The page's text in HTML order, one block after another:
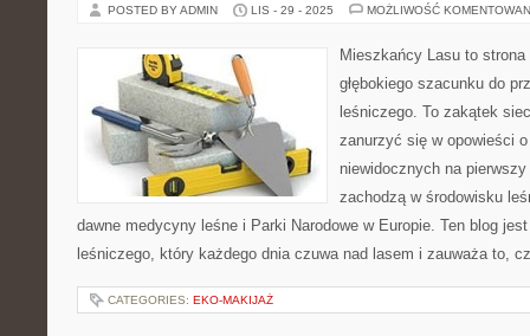
POSTED BY ADMIN LIS - 29 - 2025 MOŻLIWOŚĆ
Mieszkańcy Lasu to
głębokiego szacunku do
leśniczego. To zakątek
zanurzyć się w opowieści
niewidocznych na
zachodzą w środowisku
dawne medycyny leśne i Parki Narodowe w Europie. Ten blog
leśniczego, który każdego dnia czuwa nad lasem i zauważa to,
CATEGORIES: EKO-MAKIJAŻ